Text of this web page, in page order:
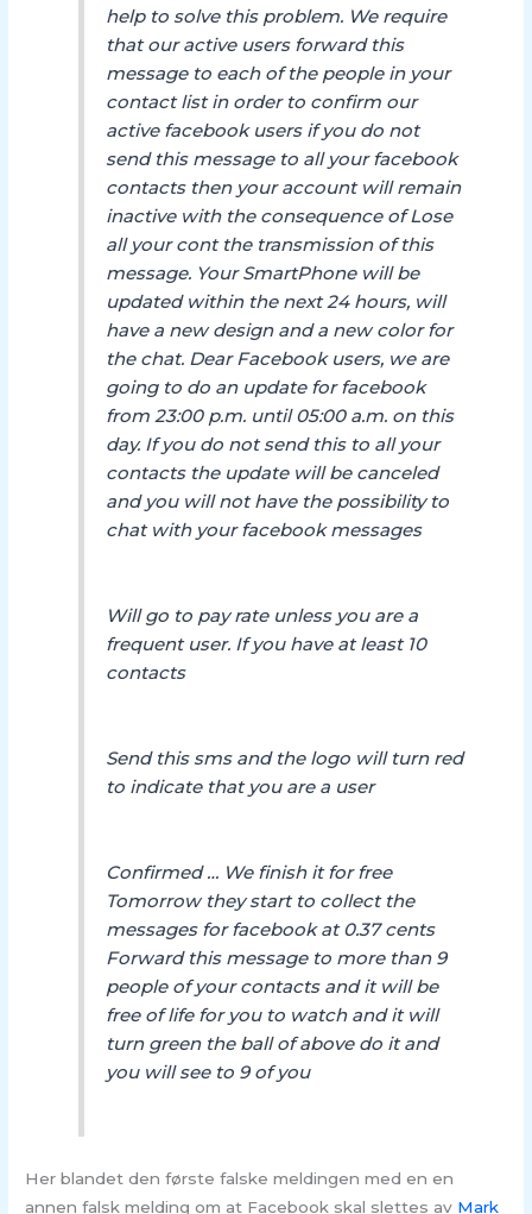
help to solve this problem. We require
that our active users forward this
message to each of the people in your
contact list in order to confirm our
active facebook users if you do not
send this message to all your facebook
contacts then your account will remain
inactive with the consequence of Lose
all your cont the transmission of this
message. Your SmartPhone will be
updated within the next 24 hours, will
have a new design and a new color for
the chat. Dear Facebook users, we are
going to do an update for facebook
from 23:00 p.m. until 05:00 a.m. on this
day. If you do not send this to all your
contacts the update will be canceled
and you will not have the possibility to
chat with your facebook messages
Will go to pay rate unless you are a
frequent user. If you have at least 10
contacts
Send this sms and the logo will turn red
to indicate that you are a user
Confirmed … We finish it for free
Tomorrow they start to collect the
messages for facebook at 0.37 cents
Forward this message to more than 9
people of your contacts and it will be
free of life for you to watch and it will
turn green the ball of above do it and
you will see to 9 of you
Her blandet den første falske meldingen med en en
annen falsk melding om at Facebook skal slettes av Mark